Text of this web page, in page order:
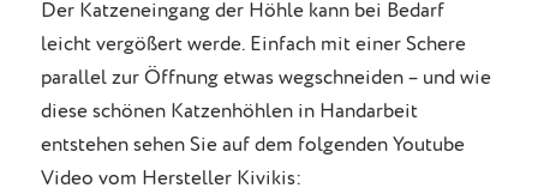
Der Katzeneingang der Höhle kann bei Bedarf
leicht vergößert werde. Einfach mit einer Schere
parallel zur Öffnung etwas wegschneiden – und wie
diese schönen Katzenhöhlen in Handarbeit
entstehen sehen Sie auf dem folgenden Youtube
Video vom Hersteller Kivikis: